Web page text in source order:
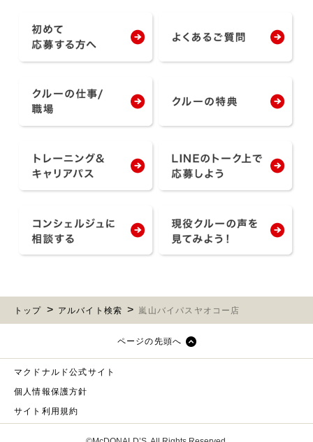
トップ アルバイト検索 嵐山バイパスヤオコー店
ページの先頭へ
マクドナルド公式サイト
個人情報保護方針
サイト利用規約